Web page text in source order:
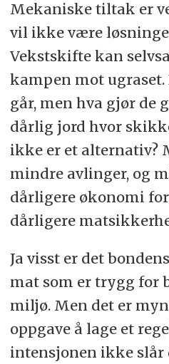
Mekaniske tiltak er
vil ikke være
Vekstskifte kan
kampen mot ugraset.
går, men hva gjør de
dårlig jord hvor
ikke er et alternativ?
mindre avlinger, og
dårligere økonomi
dårligere
Ja visst er det
mat som er trygg for
miljø. Men det er
oppgave å lage et
intensjonen ikke slår